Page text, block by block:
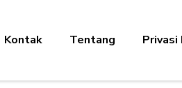
Kontak Tentang Privasi